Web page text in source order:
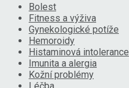
Bolest
Fitness a výživa
Gynekologické potíže
Hemoroidy
Histaminová intolerance
Imunita a alergia
Kožní problémy
Léčba